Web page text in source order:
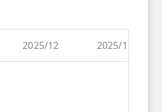
2025/12 2025/11